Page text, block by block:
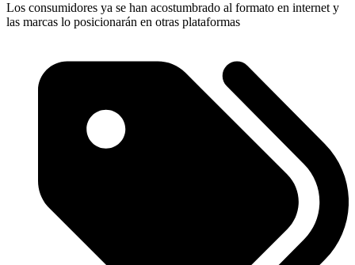
Los consumidores ya se han acostumbrado al formato en internet y
las marcas lo posicionarán en otras plataformas